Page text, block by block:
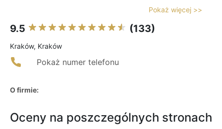
Pokaż więcej >>
9.5 (133)
Kraków, Kraków
Pokaż numer telefonu
O firmie:
Oceny na poszczególnych stronach